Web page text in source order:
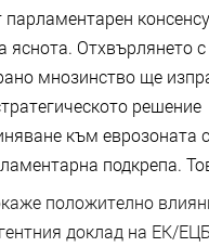
яснота. Отхвърлянето с
мнозинство ще
решение
към еврозоната
подкрепа.
положително
доклад на ЕК/